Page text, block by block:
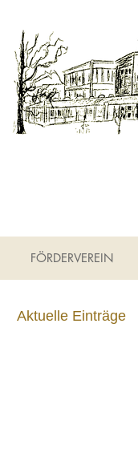
FÖRDERVEREIN
Aktuelle Einträge